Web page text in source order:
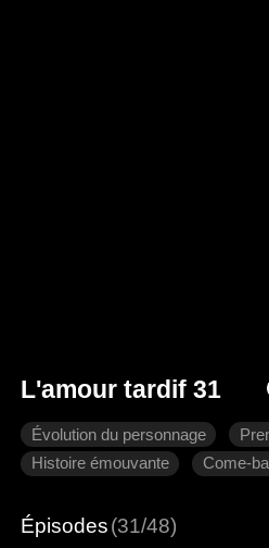
L'amour tardif 31
Évolution du personnage
Histoire émouvante
Come-
Épisodes(31/48)